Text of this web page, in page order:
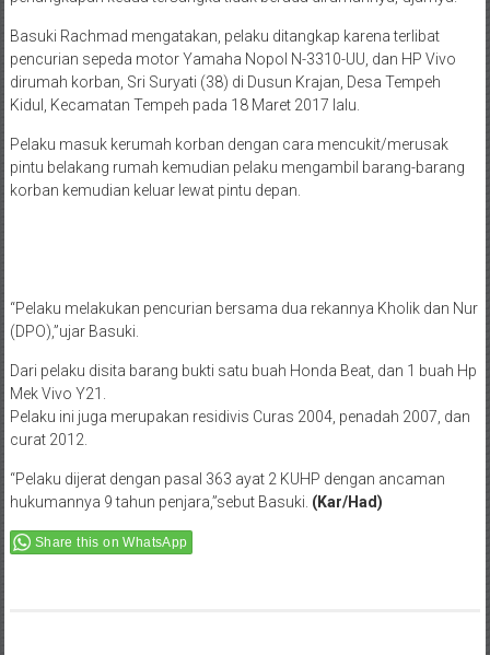
Basuki Rachmad mengatakan, pelaku ditangkap karena terlibat
pencurian sepeda motor Yamaha Nopol N-3310-UU, dan HP Vivo
dirumah korban, Sri Suryati (38) di Dusun Krajan, Desa Tempeh
Kidul, Kecamatan Tempeh pada 18 Maret 2017 lalu.
Pelaku masuk kerumah korban dengan cara mencukit/merusak
pintu belakang rumah kemudian pelaku mengambil barang-barang
korban kemudian keluar lewat pintu depan.
“Pelaku melakukan pencurian bersama dua rekannya Kholik dan Nur
(DPO),”ujar Basuki.
Dari pelaku disita barang bukti satu buah Honda Beat, dan 1 buah Hp
Mek Vivo Y21.
Pelaku ini juga merupakan residivis Curas 2004, penadah 2007, dan
curat 2012.
“Pelaku dijerat dengan pasal 363 ayat 2 KUHP dengan ancaman
hukumannya 9 tahun penjara,”sebut Basuki. (Kar/Had)
Share this on WhatsApp